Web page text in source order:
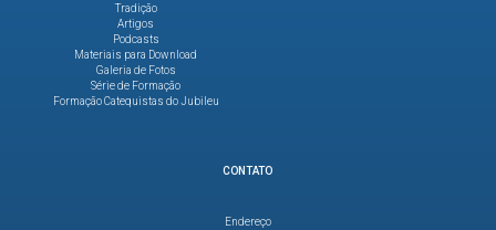
Tradição
Artigos
Podcasts
Materiais para Download
Galeria de Fotos
Série de Formação
Formação Catequistas do Jubileu
CONTATO
Endereço